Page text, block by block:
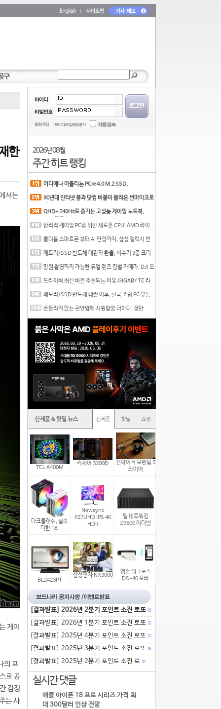
한
서는
게이
의 프
로 공
감정
는 사
2026년 08월
주간 히트 랭킹
어디에나 어울리는 PCIe 4.0 M.2 SSD,
90년대 인터넷 붐과 닷컴 버블이 불러온 썬마이크로
QHD+ 240Hz로 즐기는 고성능 게이밍 노트북,
합리적 게이밍 PC를 위한 새로운 CPU, AMD 라이
폴더블 스마트폰 부터 AI 안경까지, 삼성 갤럭시 언
메모리/SSD 반도체 대란과 환율, 비수기 3중 크리
망원 촬영까지 가능한 듀얼 렌즈 짐벌 카메라, DJI 오
드라이버 최신 버전 추천되는 이유,GIGABYTE 라
메모리/SSD 반도체 대란 이후, 한국 조립 PC 유통
흔들리지 않는 편안함에 시원함을 더하다, 잘만
TCL A400M
커세어 3200D
젠하이저 모멘텀 5
와이어
다크플래쉬, 실속
더한 18,
Newsync
P27UHD IPS 4K
HDR
델 네트워킹
Z9500 이더넷
BL2423PT
삼성전자 NX3000
엡손 워크포스
DS-40 모바
[결과발표] 2026년 2분기 포인트 소진 로또 13
[결과발표] 2026년 1분기 포인트 소진 로또 15
[결과발표] 2025년 4분기 포인트 소진 로또 17
[결과발표] 2025년 3분기 포인트 소진 로또 16
[결과발표] 2025년 2분기 포인트 소진 로 18
실시간 댓글
애플 아이폰 18 프로 시리즈 가격 최
대 300달러 인상 전망